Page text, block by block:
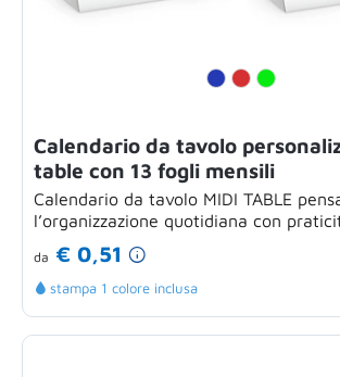
Calendario da tavolo
table con 13 fogli mensili
Calendario da tavolo MIDI TABLE
l’organizzazione quotidiana con
da € 0,51
stampa 1 colore inclusa